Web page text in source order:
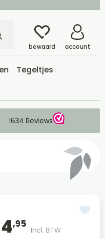
bewaard account
Tegeltjes
,95
Incl. BTW